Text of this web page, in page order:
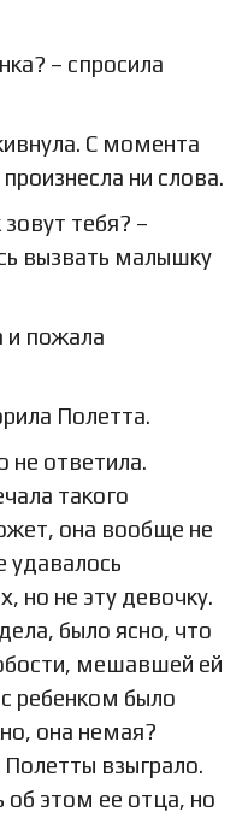
– спросила
С момента
ни слова.
тебя? –
вызвать малышку
и пожала
Полетта.
не ответила.
такого
она вообще не
удавалось
но не эту девочку.
было ясно, что
мешавшей ей
ребенком было
она немая?
взыграло.
об этом ее отца, но